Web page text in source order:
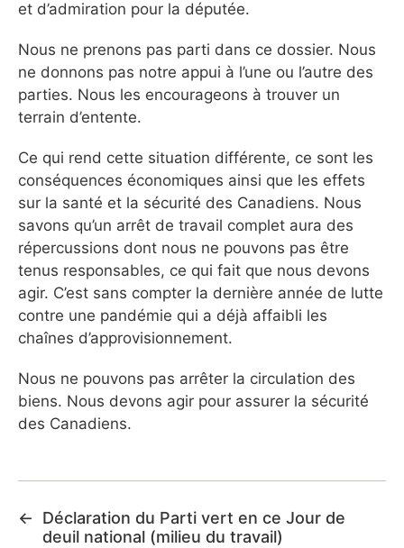
et d’admiration pour la députée.
Nous ne prenons pas parti dans ce dossier. Nous
ne donnons pas notre appui à l’une ou l’autre des
parties. Nous les encourageons à trouver un
terrain d’entente.
Ce qui rend cette situation différente, ce sont les
conséquences économiques ainsi que les effets
sur la santé et la sécurité des Canadiens. Nous
savons qu’un arrêt de travail complet aura des
répercussions dont nous ne pouvons pas être
tenus responsables, ce qui fait que nous devons
agir. C’est sans compter la dernière année de lutte
contre une pandémie qui a déjà affaibli les
chaînes d’approvisionnement.
Nous ne pouvons pas arrêter la circulation des
biens. Nous devons agir pour assurer la sécurité
des Canadiens.
←
Déclaration du Parti vert en ce Jour de
deuil national (milieu du travail)